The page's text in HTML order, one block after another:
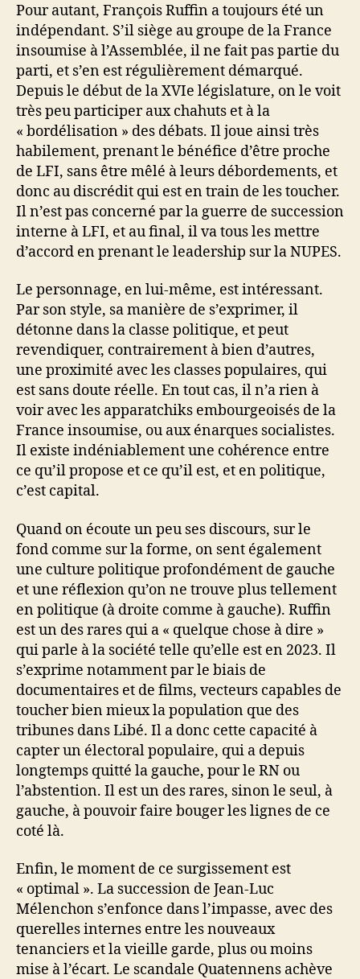
Pour autant, François Ruffin a toujours été un
indépendant. S’il siège au groupe de la France
insoumise à l’Assemblée, il ne fait pas partie du
parti, et s’en est régulièrement démarqué.
Depuis le début de la XVIe législature, on le voit
très peu participer aux chahuts et à la
« bordélisation » des débats. Il joue ainsi très
habilement, prenant le bénéfice d’être proche
de LFI, sans être mêlé à leurs débordements, et
donc au discrédit qui est en train de les toucher.
Il n’est pas concerné par la guerre de succession
interne à LFI, et au final, il va tous les mettre
d’accord en prenant le leadership sur la NUPES.
Le personnage, en lui-même, est intéressant.
Par son style, sa manière de s’exprimer, il
détonne dans la classe politique, et peut
revendiquer, contrairement à bien d’autres,
une proximité avec les classes populaires, qui
est sans doute réelle. En tout cas, il n’a rien à
voir avec les apparatchiks embourgeoisés de la
France insoumise, ou aux énarques socialistes.
Il existe indéniablement une cohérence entre
ce qu’il propose et ce qu’il est, et en politique,
c’est capital.
Quand on écoute un peu ses discours, sur le
fond comme sur la forme, on sent également
une culture politique profondément de gauche
et une réflexion qu’on ne trouve plus tellement
en politique (à droite comme à gauche). Ruffin
est un des rares qui a « quelque chose à dire »
qui parle à la société telle qu’elle est en 2023. Il
s’exprime notamment par le biais de
documentaires et de films, vecteurs capables de
toucher bien mieux la population que des
tribunes dans Libé. Il a donc cette capacité à
capter un électoral populaire, qui a depuis
longtemps quitté la gauche, pour le RN ou
l’abstention. Il est un des rares, sinon le seul, à
gauche, à pouvoir faire bouger les lignes de ce
coté là.
Enfin, le moment de ce surgissement est
« optimal ». La succession de Jean-Luc
Mélenchon s’enfonce dans l’impasse, avec des
querelles internes entre les nouveaux
tenanciers et la vieille garde, plus ou moins
mise à l’écart. Le scandale Quatennens achève